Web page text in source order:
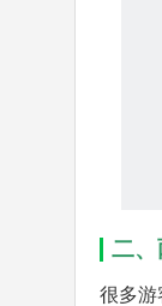
二
很多游